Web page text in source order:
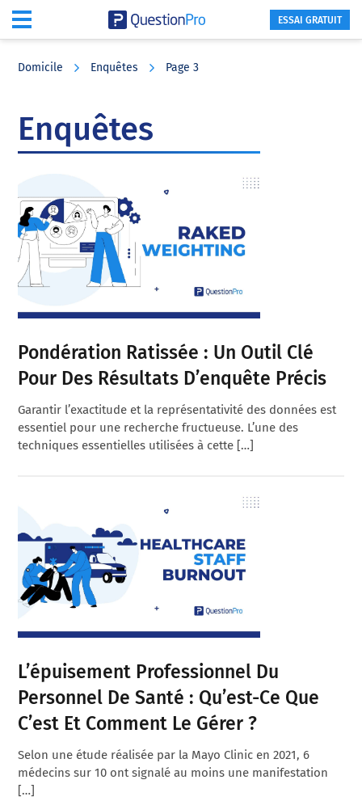
ESSAI GRATUIT
Domicile Enquêtes Page 3
Enquêtes
Pondération Ratissée : Un Outil Clé
Pour Des Résultats D’enquête Précis
Garantir l’exactitude et la représentativité des données est
essentiel pour une recherche fructueuse. L’une des
techniques essentielles utilisées à cette […]
L’épuisement Professionnel Du
Personnel De Santé : Qu’est-Ce Que
C’est Et Comment Le Gérer ?
Selon une étude réalisée par la Mayo Clinic en 2021, 6
médecins sur 10 ont signalé au moins une manifestation
[…]